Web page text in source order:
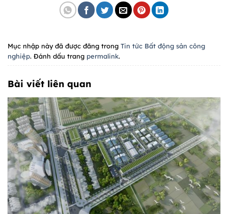
Mục nhập này đã được đăng trong Tin tức Bất động sản công
nghiệp. Đánh dấu trang permalink.
Bài viết liên quan